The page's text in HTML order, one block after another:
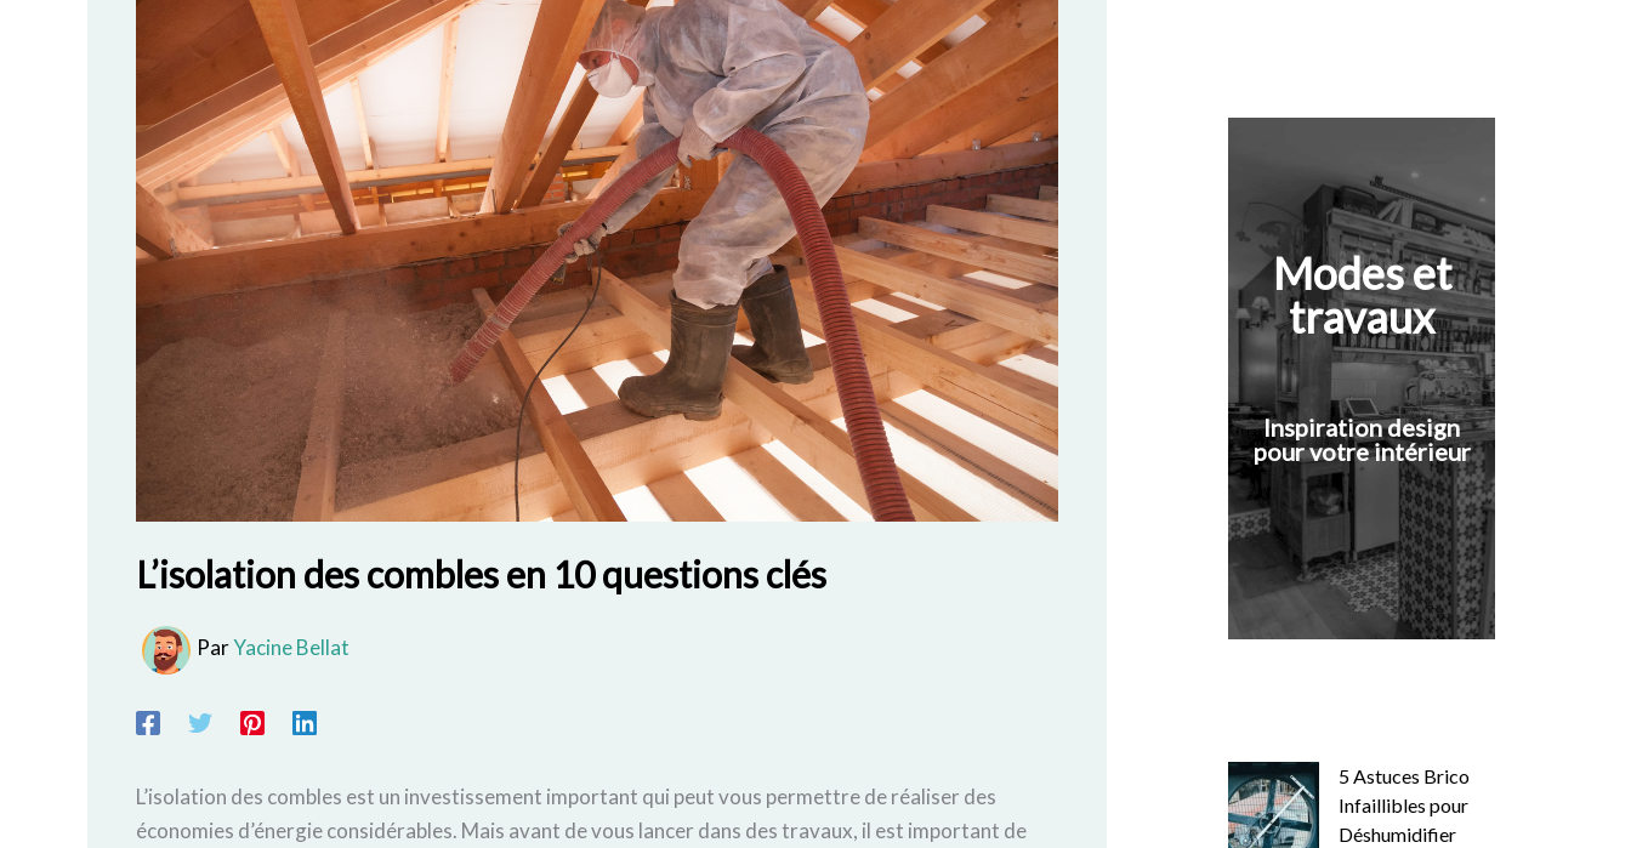
L’isolation des combles en 10 questions clés
ParYacine Bellat
L’isolation des combles est un investissement important qui peut vous permettre de réaliser des
économies d’énergie considérables. Mais avant de vous lancer dans des travaux, il est important de
Modes et
travaux
Inspiration design
pour votre intérieur
5 Astuces Brico
Infaillibles pour
Déshumidifier